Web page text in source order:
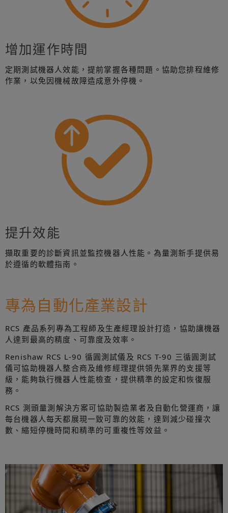
增加運作時間
定期測試機器人效能，提前掌握各種問題。協助您排程維修
作業，以免因機械故障造成意外停機。
提升效能
擷取重要的診斷資訊並監控機器人性能。為量測新手提供易
於遵循的軟體指南。
專為自動化產業設計
RCS 產品系列專為工程師及生產經理設計打造，協助讓機器
人達到最高的精度、可靠度及效率。
Renishaw RCS L-90 循圓測試儀及 RCS T-90 三循圓測試
儀可協助機器人整合商及維修經理提供領先業界的支援等
級，能夠執行機器人性能檢查，提供精準的設定和恢復服
務。
RCS 測頭量測解決方案可協助製造業者及自動化營運商，讓
每台機器人每天都展現一致可靠的效能，達到減少碰撞次
數、縮短停機時間和精準的可重複性等效益。